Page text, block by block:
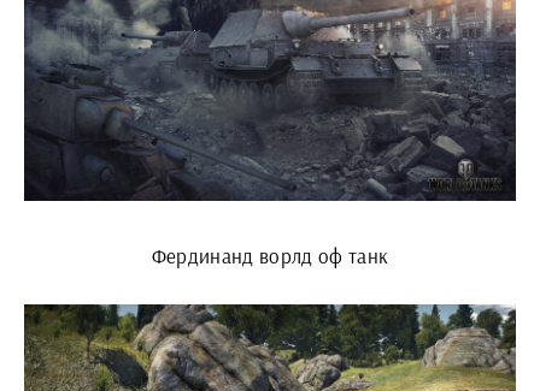
Фердинанд ворлд оф танк